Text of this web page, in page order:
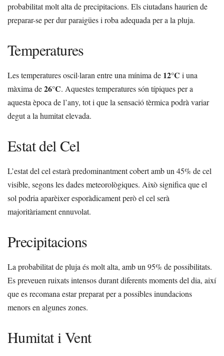
probabilitat molt alta de precipitacions. Els ciutadans haurien de
preparar-se per dur paraigües i roba adequada per a la pluja.
Temperatures
Les temperatures oscil·laran entre una mínima de 12°C i una
màxima de26°C. Aquestes temperatures són típiques per a
aquesta època de l’any, tot i que la sensació tèrmica podrà variar
degut a la humitat elevada.
Estat del Cel
L’estat del cel estarà predominantment cobert amb un 45% de cel
visible, segons les dades meteorològiques. Això significa que el
sol podria aparèixer esporàdicament però el cel serà
majoritàriament ennuvolat.
Precipitacions
La probabilitat de pluja és molt alta, amb un 95% de possibilitats.
Es preveuen ruixats intensos durant diferents moments del dia, així
que es recomana estar preparat per a possibles inundacions
menors en algunes zones.
Humitat i Vent